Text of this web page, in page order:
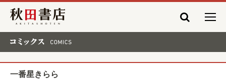
秋田書店
一番星きらら